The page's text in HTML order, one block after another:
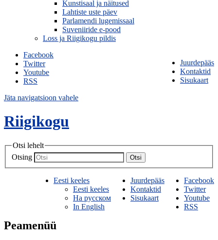
Kunstisaal ja näitused
Lahtiste uste päev
Parlamendi lugemissaal
Suveniiride e-pood
Loss ja Riigikogu pildis
Juurdepääs
Kontaktid
Sisukaart
Facebook
Twitter
Youtube
RSS
Jäta navigatsioon vahele
Riigikogu
Otsi lehelt
Otsing
Otsi
Facebook
Twitter
Youtube
RSS
Juurdepääs
Kontaktid
Sisukaart
Eesti keeles
Eesti keeles
На русском
In English
Peamenüü